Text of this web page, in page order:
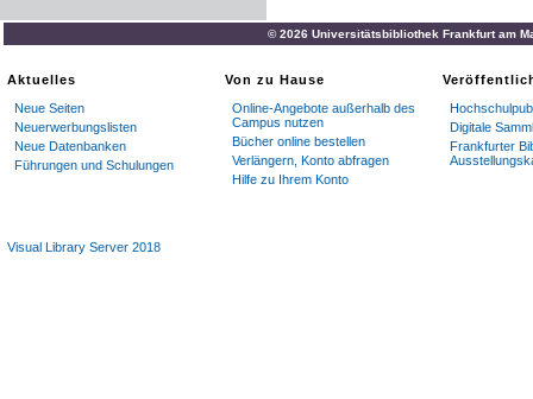
© 2026 Universitätsbibliothek Frankfurt am
Aktuelles
Neue Seiten
Neuerwerbungslisten
Neue Datenbanken
Führungen und Schulungen
Von zu Hause
Online-Angebote außerhalb des
Campus nutzen
Bücher online bestellen
Verlängern, Konto abfragen
Hilfe zu Ihrem Konto
Digitale
Frankfurter
Visual Library Server 2018